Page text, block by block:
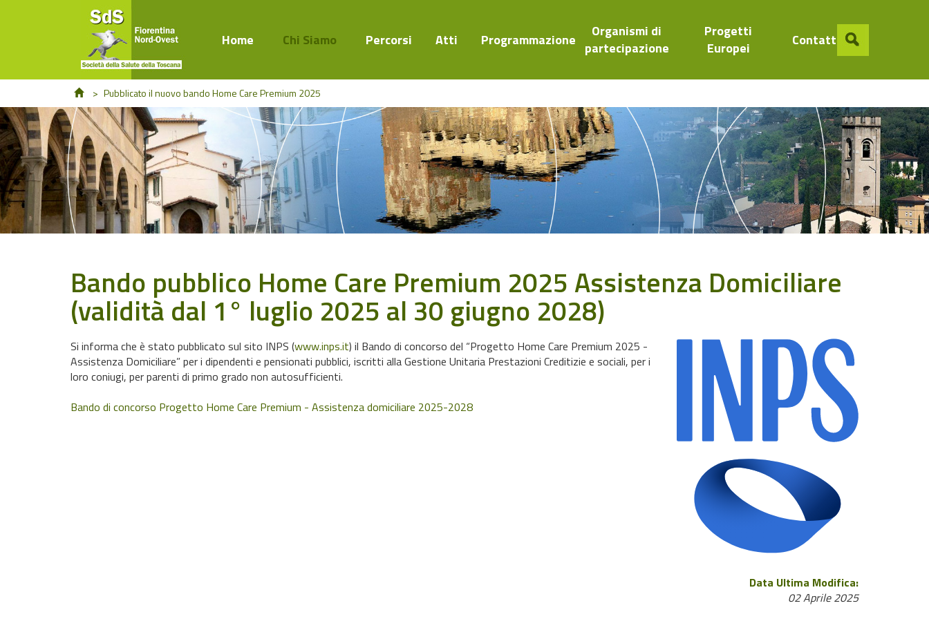
Home Chi Siamo Percorsi Atti Programmazione
Organismi di
partecipazione
Progetti
Europei
Contatti
> Pubblicato il nuovo bando Home Care Premium 2025
Bando pubblico Home Care Premium 2025 Assistenza Domiciliare
(validità dal 1° luglio 2025 al 30 giugno 2028)
Si informa che è stato pubblicato sul sito INPS (www.inps.it) il Bando di concorso del “Progetto Home Care Premium 2025 -
Assistenza Domiciliare” per i dipendenti e pensionati pubblici, iscritti alla Gestione Unitaria Prestazioni Creditizie e sociali, per i
loro coniugi, per parenti di primo grado non autosufficienti.
Bando di concorso Progetto Home Care Premium - Assistenza domiciliare 2025-2028
Data Ultima Modifica:
02 Aprile 2025